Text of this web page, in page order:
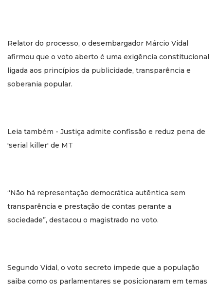
Relator do processo, o desembargador Márcio Vidal
afirmou que o voto aberto é uma exigência constitucional
ligada aos princípios da publicidade, transparência e
soberania popular.
Leia também - Justiça admite confissão e reduz pena de
'serial killer' de MT
“Não há representação democrática autêntica sem
transparência e prestação de contas perante a
sociedade”, destacou o magistrado no voto.
Segundo Vidal, o voto secreto impede que a população
saiba como os parlamentares se posicionaram em temas